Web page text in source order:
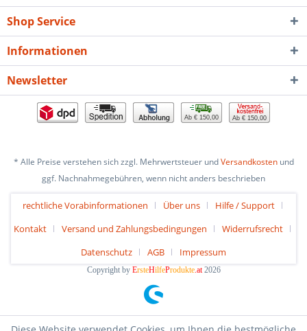
Shop Service
Informationen
Newsletter
Ab € 150,00 Ab € 150,00
* Alle Preise verstehen sich zzgl. Mehrwertsteuer undVersandkostenund
ggf. Nachnahmegebühren, wenn nicht anders beschrieben
rechtliche Vorabinformationen Über uns
Hilfe / Support
Kontakt
Versand und Zahlungsbedingungen
Widerrufsrecht
Datenschutz
AGB Impressum
Copyright by ErsteHilfeProdukte.at2026